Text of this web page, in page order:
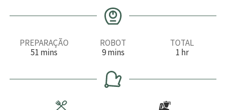
PREPARAÇÃO
51m
u
mins
ROBOT
9m
n
u
t
mins
TOTAL
1h
a
hr